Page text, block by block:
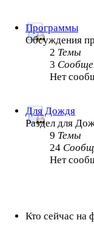
Программы
Обсуждения
2 Темы
3
Нет
Для Дождя
Раздел для
9 Темы
24
Нет
Кто сейчас на